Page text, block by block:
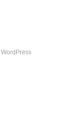
WordPress